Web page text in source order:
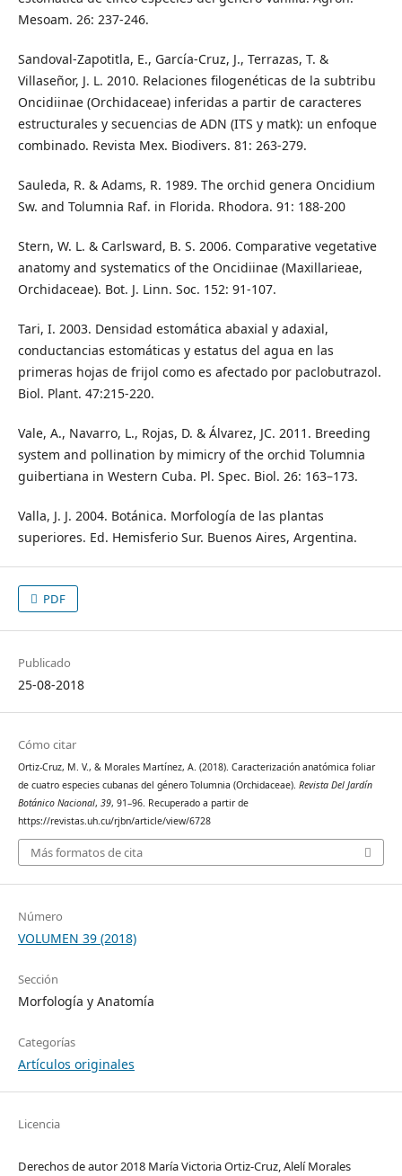
Mesoam. 26: 237-246.
Sandoval-Zapotitla, E., García-Cruz, J., Terrazas, T. &
Villaseñor, J. L. 2010. Relaciones filogenéticas de la subtribu
Oncidiinae (Orchidaceae) inferidas a partir de caracteres
estructurales y secuencias de ADN (ITS y matk): un enfoque
combinado. Revista Mex. Biodivers. 81: 263-279.
Sauleda, R. & Adams, R. 1989. The orchid genera Oncidium
Sw. and Tolumnia Raf. in Florida. Rhodora. 91: 188-200
Stern, W. L. & Carlsward, B. S. 2006. Comparative vegetative
anatomy and systematics of the Oncidiinae (Maxillarieae,
Orchidaceae). Bot. J. Linn. Soc. 152: 91-107.
Tari, I. 2003. Densidad estomática abaxial y adaxial,
conductancias estomáticas y estatus del agua en las
primeras hojas de frijol como es afectado por paclobutrazol.
Biol. Plant. 47:215-220.
Vale, A., Navarro, L., Rojas, D. & Álvarez, JC. 2011. Breeding
system and pollination by mimicry of the orchid Tolumnia
guibertiana in Western Cuba. Pl. Spec. Biol. 26: 163–173.
Valla, J. J. 2004. Botánica. Morfología de las plantas
superiores. Ed. Hemisferio Sur. Buenos Aires, Argentina.
PDF
Publicado
25-08-2018
Cómo citar
Ortiz-Cruz, M. V., & Morales Martínez, A. (2018). Caracterización anatómica foliar
de cuatro especies cubanas del género Tolumnia (Orchidaceae). Revista Del Jardín
Botánico Nacional, 39, 91–96. Recuperado a partir de
https://revistas.uh.cu/rjbn/article/view/6728
Más formatos de cita
Número
VOLUMEN 39 (2018)
Sección
Morfología y Anatomía
Categorías
Artículos originales
Licencia
Derechos de autor 2018 María Victoria Ortiz-Cruz, Alelí Morales